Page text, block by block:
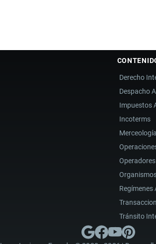
Derecho
Despacho
Impuestos
Incoterms
Merceología
Regímenes
Tránsito